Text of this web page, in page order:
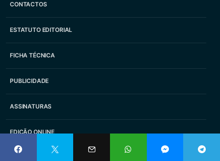
CONTACTOS
ESTATUTO EDITORIAL
FICHA TÉCNICA
PUBLICIDADE
ASSINATURAS
EDIÇÃO ONLINE